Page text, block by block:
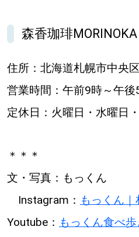
森香珈琲MORINOKA
住所：北海道札幌市中央
営業時間：午前9時～午後
定休日：火曜日・水曜日
＊＊＊
文・写真：もっくん
Instagram： もっくん
Youtube： もっくん食べ歩